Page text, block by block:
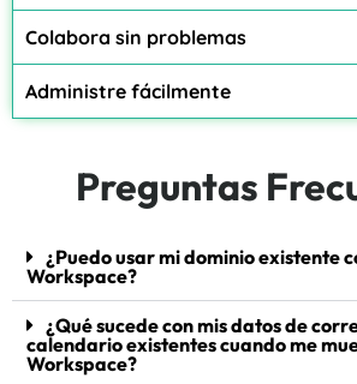
Colabora sin problemas
Administre fácilmente
Preguntas
¿Puedo usar mi dominio existente
Workspace?
¿Qué sucede con mis datos de
calendario existentes cuando me
Workspace?